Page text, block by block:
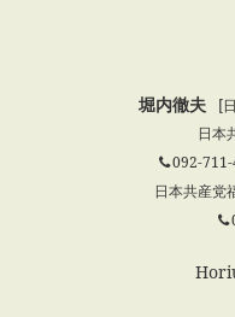
堀内徹夫
[
日本
092-
日本共産党
©